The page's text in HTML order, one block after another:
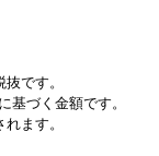
です。
づく金額です。
ます。